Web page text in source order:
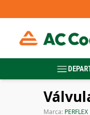
Marca: PERFLEX